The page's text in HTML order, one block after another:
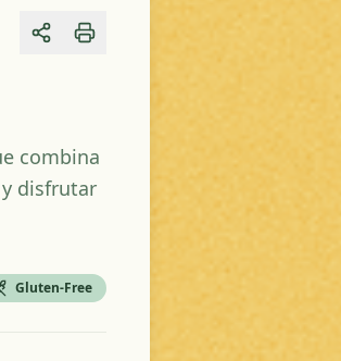
Share
combina
disfrutar
Gluten-Free